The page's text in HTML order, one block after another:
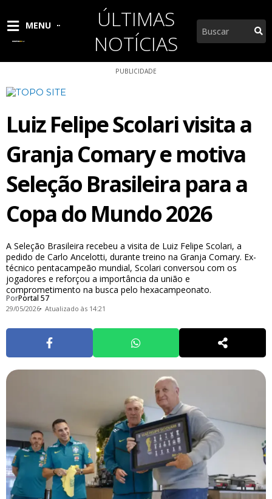
MENU
ÚLTIMAS
NOTÍCIAS
Pesquisar
PUBLICIDADE
Luiz Felipe Scolari visita a
Granja Comary e motiva
Seleção Brasileira para a
Copa do Mundo 2026
A Seleção Brasileira recebeu a visita de Luiz Felipe Scolari, a
pedido de Carlo Ancelotti, durante treino na Granja Comary. Ex-
técnico pentacampeão mundial, Scolari conversou com os
jogadores e reforçou a importância da união e
comprometimento na busca pelo hexacampeonato.
PorPortal 57
29/05/2026 Atualizado às 14:21